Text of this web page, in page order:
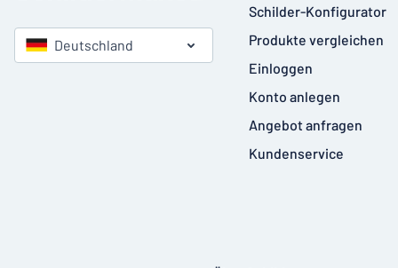
Deutschland
Schilder-Konfigurator
Produkte vergleichen
Einloggen
Konto anlegen
Angebot anfragen
Kundenservice